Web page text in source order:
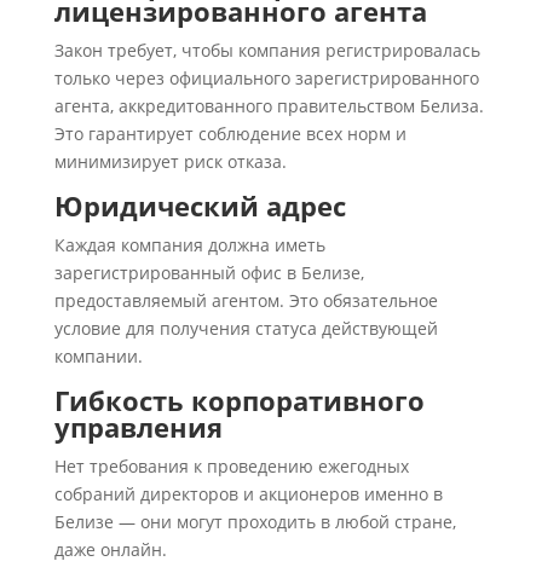
лицензированного агента
Закон требует, чтобы компания регистрировалась
только через официального зарегистрированного
агента, аккредитованного правительством Белиза.
Это гарантирует соблюдение всех норм и
минимизирует риск отказа.
Юридический адрес
Каждая компания должна иметь
зарегистрированный офис в Белизе,
предоставляемый агентом. Это обязательное
условие для получения статуса действующей
компании.
Гибкость корпоративного
управления
Нет требования к проведению ежегодных
собраний директоров и акционеров именно в
Белизе — они могут проходить в любой стране,
даже онлайн.